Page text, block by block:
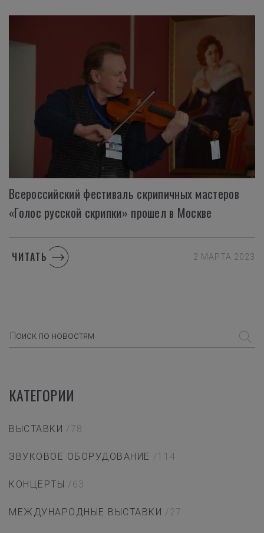
Всероссийский фестиваль скрипичных мастеров
«Голос русской скрипки» прошел в Москве
ЧИТАТЬ 2 МАРТА 2023
КАТЕГОРИИ
ВЫСТАВКИ /78
ЗВУКОВОЕ ОБОРУДОВАНИЕ /114
КОНЦЕРТЫ /63
МЕЖДУНАРОДНЫЕ ВЫСТАВКИ /27